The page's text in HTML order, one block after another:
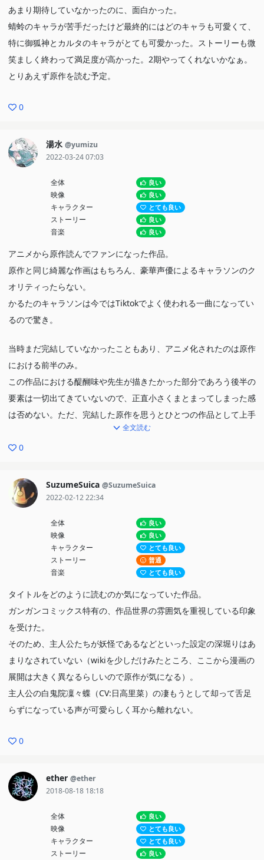
あまり期待していなかったのに、面白かった。
蜻蛉のキャラが苦手だったけど最終的にはどのキャラも可愛くて、
特に御狐神とカルタのキャラがとても可愛かった。ストーリーも微
笑ましく終わって満足度が高かった。2期やってくれないかなぁ。
とりあえず原作を読む予定。
0
湯水 @yumizu
2022-03-24 07:03
全体 良い
映像 良い
キャラクター とても良い
ストーリー 良い
音楽 良い
アニメから原作読んでファンになった作品。
原作と同じ綺麗な作画はもちろん、豪華声優によるキャラソンのク
オリティったらない。
かるたのキャラソンは今ではTiktokでよく使われる一曲になってい
るので驚き。
当時まだ完結していなかったこともあり、アニメ化されたのは原作
における前半のみ。
この作品における醍醐味や先生が描きたかった部分であろう後半の
要素は一切出てきていないので、正直小さくまとまってしまった感
は否めない。ただ、完結した原作を思うとひとつの作品として上手
くなられた今となっては……。
でも、やっぱりあの終盤の残夏はマモで聞きたいという気持ちが強
い。あの反ノ塚もほそやんで聞きたいなぁ。
全文読む
0
SuzumeSuica @SuzumeSuica
2022-02-12 22:34
全体 良い
映像 良い
キャラクター とても良い
ストーリー 普通
音楽 とても良い
タイトルをどのように読むのか気になっていた作品。
ガンガンコミックス特有の、作品世界の雰囲気を重視している印象
を受けた。
そのため、主人公たちが妖怪であるなどといった設定の深堀りはあ
まりなされていない（wikiを少しだけみたところ、ここから漫画の
展開は大きく異なるらしいので原作が気になる）。
主人公の白鬼院凜々蝶（CV:日高里菜）の凄もうとして却って舌足
らずになっている声が可愛らしく耳から離れない。
0
ether @ether
2018-08-18 18:18
全体 良い
映像 とても良い
キャラクター とても良い
ストーリー 良い